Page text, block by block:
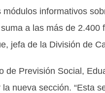
informativos
a las más de
jefa de la División de
de Previsión Social,
nueva sección. “Esta